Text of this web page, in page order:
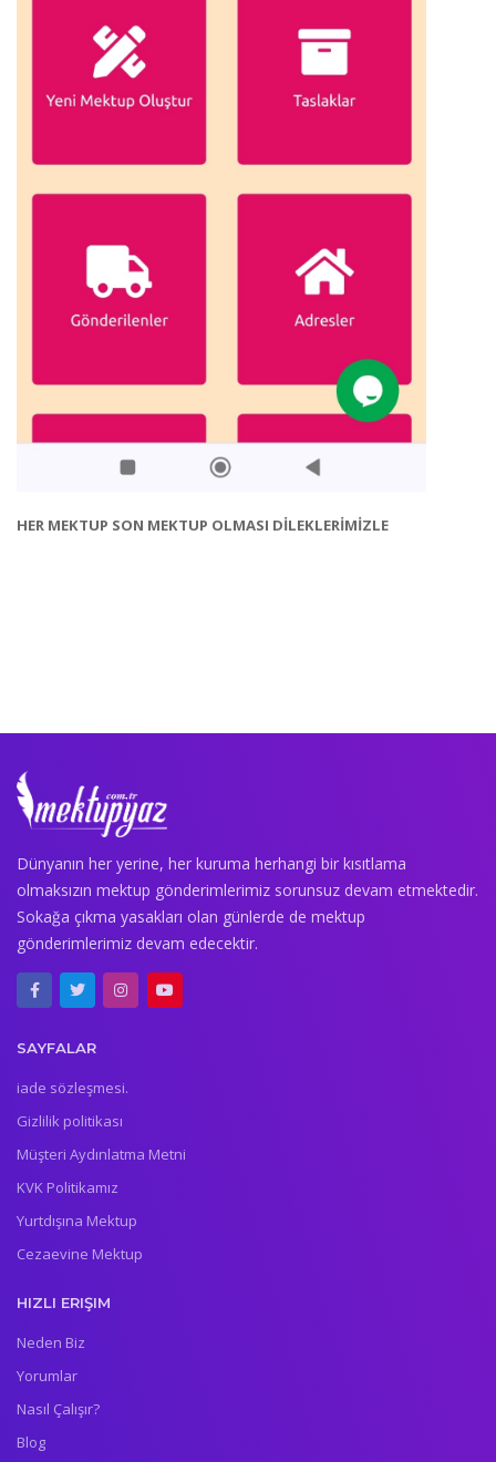
HER MEKTUP SON MEKTUP OLMASI DİLEKLERİMİZLE
Dünyanın her yerine, her kuruma herhangi bir kısıtlama
olmaksızın mektup gönderimlerimiz sorunsuz devam etmektedir.
Sokağa çıkma yasakları olan günlerde de mektup
gönderimlerimiz devam edecektir.
SAYFALAR
iade sözleşmesi.
Gizlilik politikası
Müşteri Aydınlatma Metni
KVK Politikamız
Yurtdışına Mektup
Cezaevine Mektup
HIZLI ERIŞIM
Neden Biz
Yorumlar
Nasıl Çalışır?
Blog